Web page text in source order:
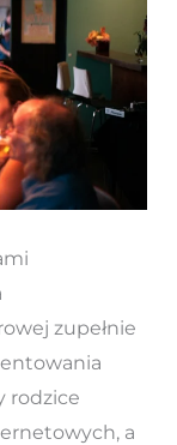
zupełnie
rodzice
a